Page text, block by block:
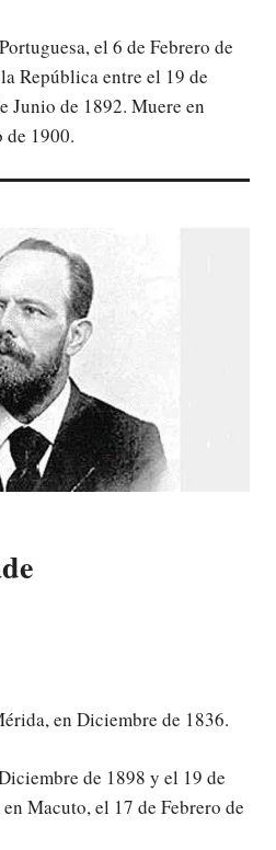
el 6 de Febrero de
República entre el 19 de
Junio de 1892. Muere en
de 1900.
en Diciembre de 1836.
de 1898 y el 19 de
Macuto, el 17 de Febrero de